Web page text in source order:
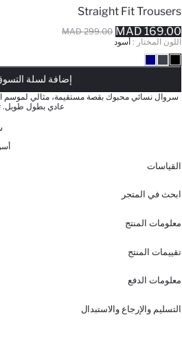
Straight Fit Trousers
299.00 MAD 169.00 MAD
اللون المختار : أسود
إضافة لسلة
سروال نسائي محبوك بقصة مستقيمة، مثالي لموسم
عادي بطول طويل.
القياسات
ابحث في المتجر
معلومات المنتج
تقييمات المنتج
معلومات الدفع
التسليم والإرجاع والاستبدال